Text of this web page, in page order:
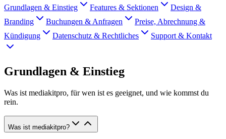
Grundlagen & Einstieg Features & Sektionen
Design &
Branding
Buchungen & Anfragen
Preise, Abrechnung &
Kündigung
Datenschutz & Rechtliches Support & Kontakt
Grundlagen & Einstieg
Was ist mediakitpro, für wen ist es geeignet, und wie kommst du
rein.
Was ist mediakitpro?